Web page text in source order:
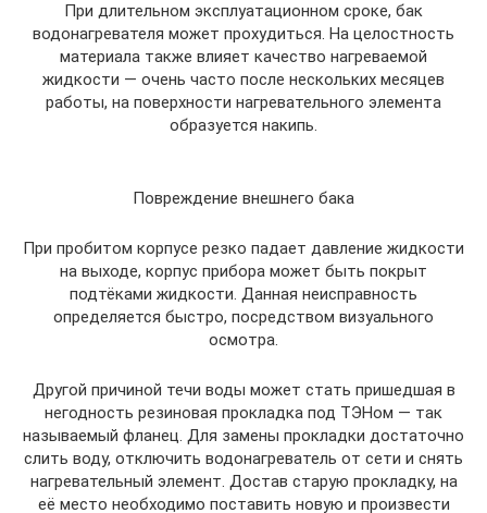
При длительном эксплуатационном сроке, бак
водонагревателя может прохудиться. На целостность
материала также влияет качество нагреваемой
жидкости — очень часто после нескольких месяцев
работы, на поверхности нагревательного элемента
образуется накипь.
Повреждение внешнего бака
При пробитом корпусе резко падает давление жидкости
на выходе, корпус прибора может быть покрыт
подтёками жидкости. Данная неисправность
определяется быстро, посредством визуального
осмотра.
Другой причиной течи воды может стать пришедшая в
негодность резиновая прокладка под ТЭНом — так
называемый фланец. Для замены прокладки достаточно
слить воду, отключить водонагреватель от сети и снять
нагревательный элемент. Достав старую прокладку, на
её место необходимо поставить новую и произвести